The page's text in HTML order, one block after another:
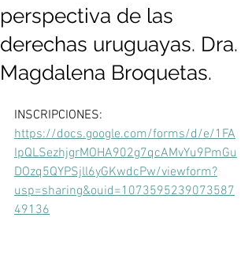
perspectiva de las
derechas uruguayas. Dra.
Magdalena Broquetas.
INSCRIPCIONES:
https://docs.google.com/forms/d/e/1FA
IpQLSezhjgrMOHA902g7qcAMvYu9PmGu
DOzq5QYPSjll6yGKwdcPw/viewform?
usp=sharing&ouid=1073595239073587
49136